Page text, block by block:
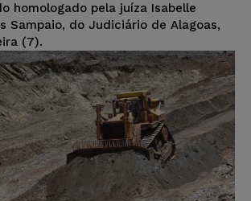
homologado pela juíza Isabelle
Sampaio, do Judiciário de Alagoas,
(7).